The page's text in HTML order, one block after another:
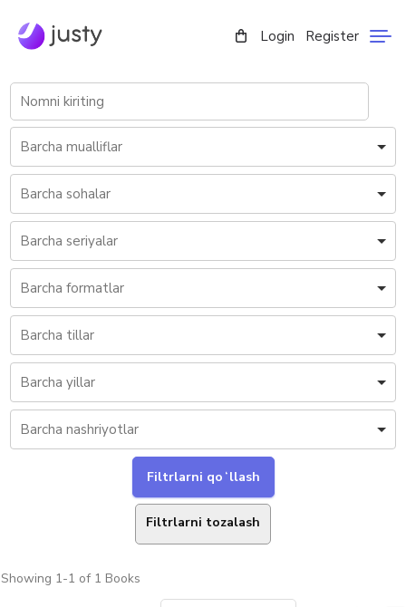
Login Register
Filtrlarni tozalash
Showing 1-1 of 1 Books